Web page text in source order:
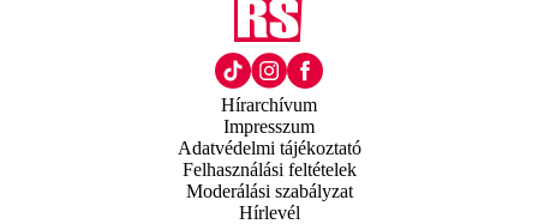
Hírarchívum
Impresszum
Adatvédelmi tájékoztató
Felhasználási feltételek
Moderálási szabályzat
Hírlevél